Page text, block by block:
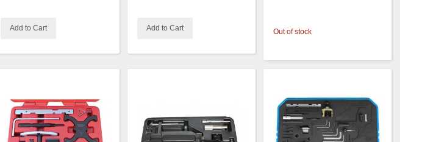
Add to Cart Add to Cart Out of stock